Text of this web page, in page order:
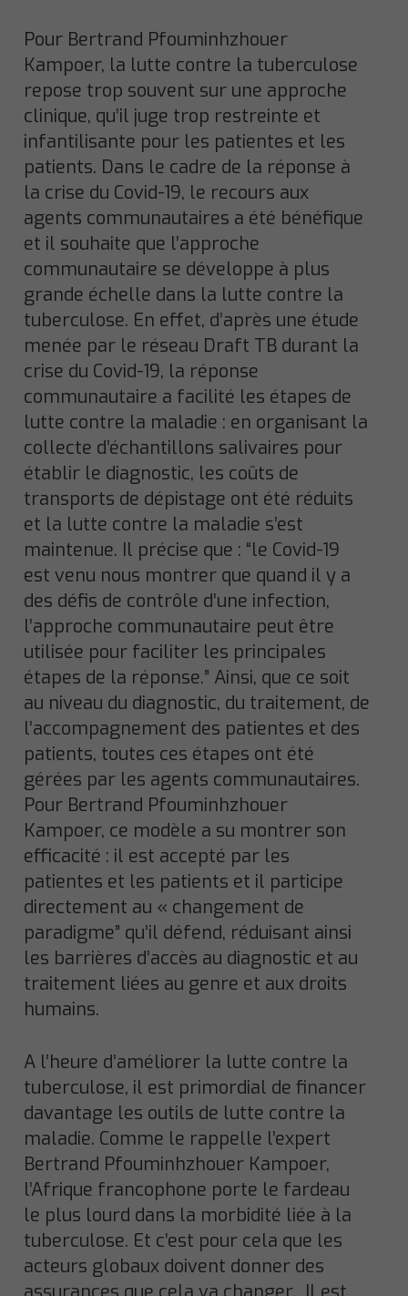
Pour Bertrand Pfouminhzhouer
Kampoer, la lutte contre la tuberculose
repose trop souvent sur une approche
clinique, qu’il juge trop restreinte et
infantilisante pour les patientes et les
patients. Dans le cadre de la réponse à
la crise du Covid-19, le recours aux
agents communautaires a été bénéfique
et il souhaite que l’approche
communautaire se développe à plus
grande échelle dans la lutte contre la
tuberculose. En effet, d’après une étude
menée par le réseau Draft TB durant la
crise du Covid-19, la réponse
communautaire a facilité les étapes de
lutte contre la maladie : en organisant la
collecte d’échantillons salivaires pour
établir le diagnostic, les coûts de
transports de dépistage ont été réduits
et la lutte contre la maladie s’est
maintenue. Il précise que : “le Covid-19
est venu nous montrer que quand il y a
des défis de contrôle d’une infection,
l’approche communautaire peut être
utilisée pour faciliter les principales
étapes de la réponse.” Ainsi, que ce soit
au niveau du diagnostic, du traitement, de
l’accompagnement des patientes et des
patients, toutes ces étapes ont été
gérées par les agents communautaires.
Pour Bertrand Pfouminhzhouer
Kampoer, ce modèle a su montrer son
efficacité : il est accepté par les
patientes et les patients et il participe
directement au « changement de
paradigme” qu’il défend, réduisant ainsi
les barrières d’accès au diagnostic et au
traitement liées au genre et aux droits
humains.
A l’heure d’améliorer la lutte contre la
tuberculose, il est primordial de financer
davantage les outils de lutte contre la
maladie. Comme le rappelle l’expert
Bertrand Pfouminhzhouer Kampoer,
l’Afrique francophone porte le fardeau
le plus lourd dans la morbidité liée à la
tuberculose. Et c’est pour cela que les
acteurs globaux doivent donner des